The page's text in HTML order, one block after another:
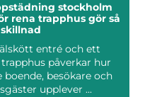
stockholm
rena trapphus gör så
entré och ett
påverkar hur
boende, besökare och
upplever ...